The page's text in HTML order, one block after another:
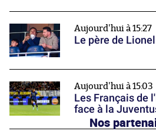
Aujourd'hui à 15:27
Le père de
Aujourd'hui à 15:03
Les Français de
face à la
Nos